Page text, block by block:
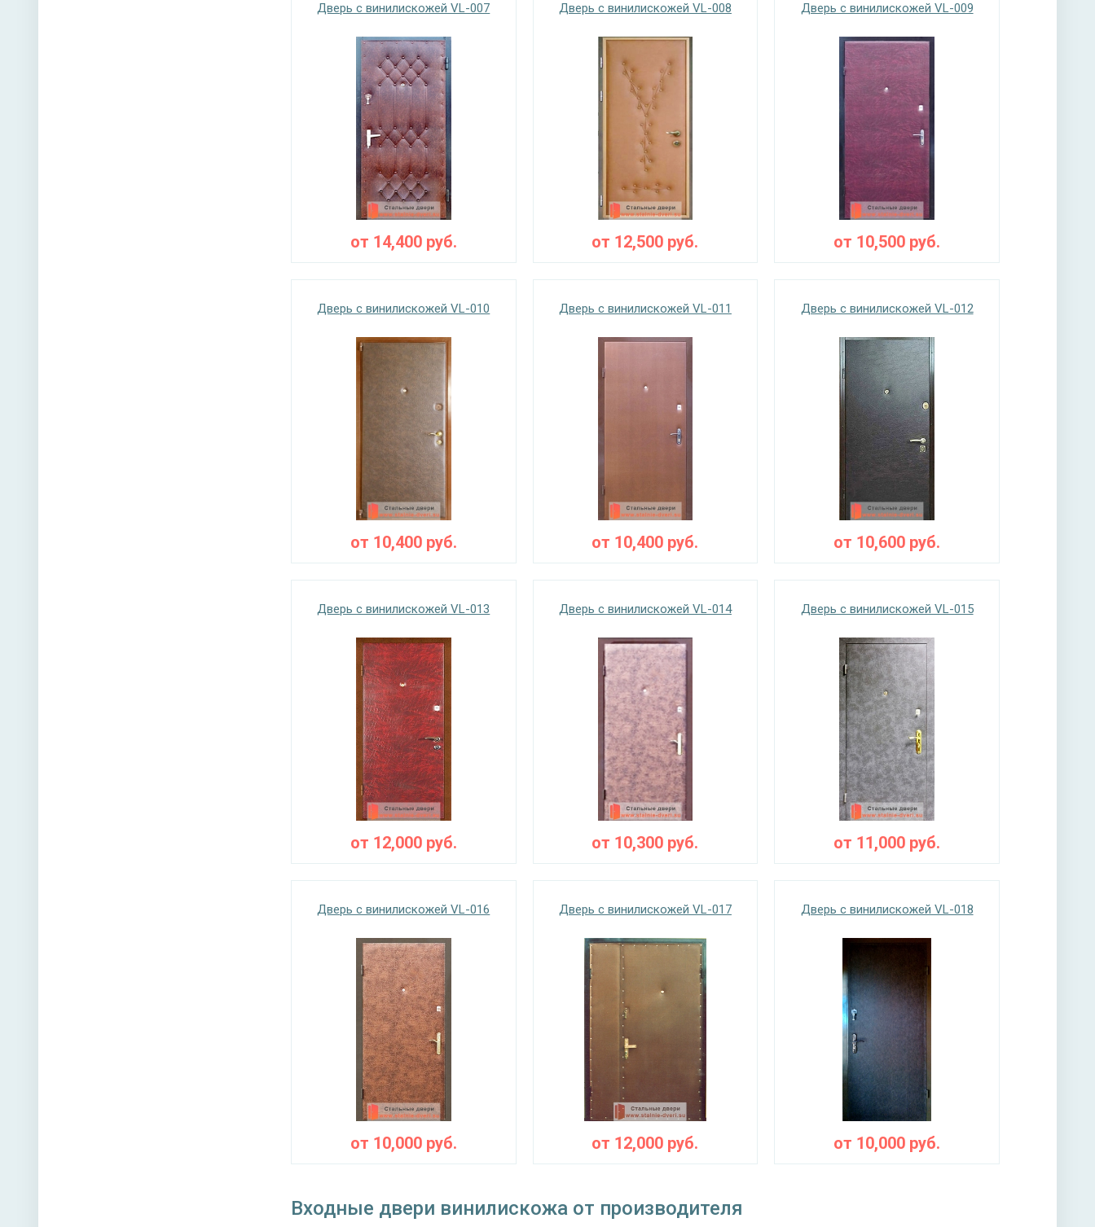
Дверь с винилискожей VL-007
от 14,400руб.
Дверь с винилискожей VL-008
от 12,500 руб.
Дверь с винилискожей VL-009
от 10,500 руб.
Дверь с винилискожей VL-010
от 10,400руб.
Дверь с винилискожей VL-011
от 10,400 руб.
Дверь с винилискожей VL-012
от 10,600 руб.
Дверь с винилискожей VL-013
от 12,000руб.
Дверь с винилискожей VL-014
от 10,300 руб.
Дверь с винилискожей VL-015
от 11,000 руб.
Дверь с винилискожей VL-016
от 10,000руб.
Дверь с винилискожей VL-017
от 12,000 руб.
Дверь с винилискожей VL-018
от 10,000 руб.
Входные двери винилискожа от производителя